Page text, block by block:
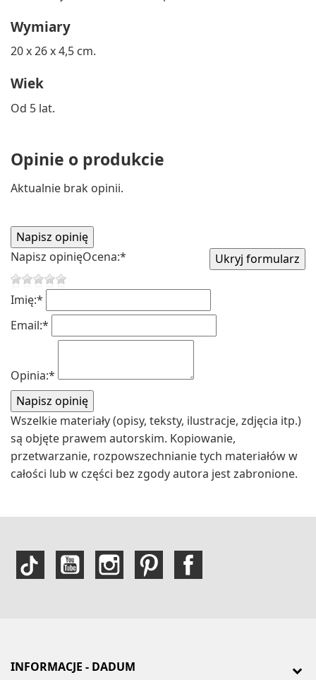
Wymiary
20 x 26 x 4,5 cm.
Wiek
Od 5 lat.
Opinie o produkcie
Aktualnie brak opinii.
Napisz opinięOcena:*
Imię:*
Email:*
Opinia:*
Wszelkie materiały (opisy, teksty, ilustracje, zdjęcia itp.)
są objęte prawem autorskim. Kopiowanie,
przetwarzanie, rozpowszechnianie tych materiałów w
całości lub w części bez zgody autora jest zabronione.
INFORMACJE - DADUM